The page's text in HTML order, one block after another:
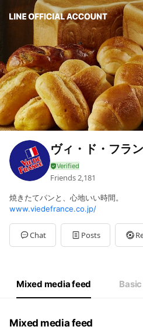
ヴィ・ド・フラ
Friends2,181
焼きたてパンと、心地いい時間。
www.viedefrance.co.jp/
Chat Posts
Mixed media feed
Mixed media feed